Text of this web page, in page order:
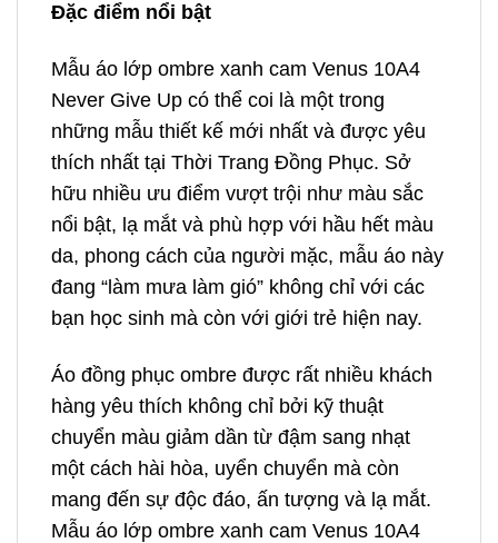
Đặc điểm nổi bật
Mẫu áo lớp ombre xanh cam Venus 10A4
Never Give Up có thể coi là một trong
những mẫu thiết kế mới nhất và được yêu
thích nhất tại Thời Trang Đồng Phục. Sở
hữu nhiều ưu điểm vượt trội như màu sắc
nổi bật, lạ mắt và phù hợp với hầu hết màu
da, phong cách của người mặc, mẫu áo này
đang “làm mưa làm gió” không chỉ với các
bạn học sinh mà còn với giới trẻ hiện nay.
Áo đồng phục ombre được rất nhiều khách
hàng yêu thích không chỉ bởi kỹ thuật
chuyển màu giảm dần từ đậm sang nhạt
một cách hài hòa, uyển chuyển mà còn
mang đến sự độc đáo, ấn tượng và lạ mắt.
Mẫu áo lớp ombre xanh cam Venus 10A4